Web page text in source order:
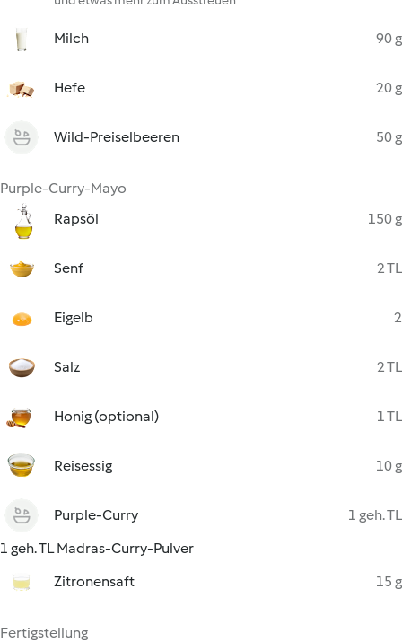
Milch 90 g
Hefe 20 g
Wild-Preiselbeeren 50 g
Purple-Curry-Mayo
Rapsöl
150 g
Senf 2 TL
Eigelb 2
Salz 2 TL
Honig (optional) 1 TL
Reisessig 10 g
Purple-Curry
1 geh. TL
1 geh. TL Madras-Curry-Pulver
Zitronensaft
15 g
Fertigstellung